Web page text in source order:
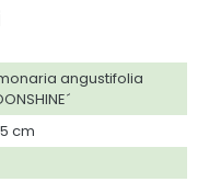
angustifolia
cm